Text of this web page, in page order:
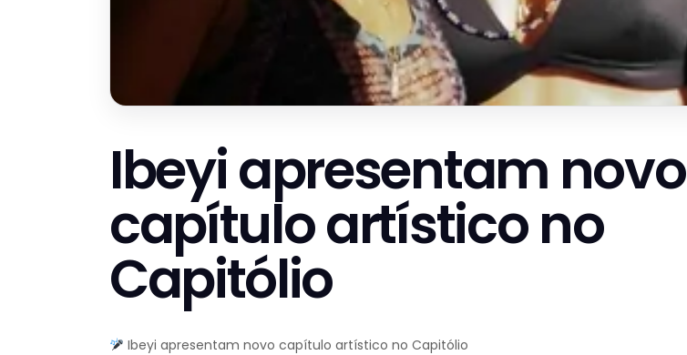
Ibeyi apresentam novo
capítulo artístico no
Capitólio
Ibeyi apresentam novo capítulo artístico no Capitólio